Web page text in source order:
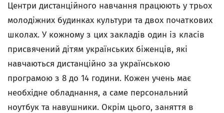
Центри дистанційного навчання працюють у трьох
молодіжних будинках культури та двох початкових
школах. У кожному з цих закладів один із класів
присвячений дітям українських біженців, які
навчаються дистанційно за українською
програмою з 8 до 14 години. Кожен учень має
необхідне обладнання, а саме персональний
ноутбук та навушники. Окрім цього, заняття в